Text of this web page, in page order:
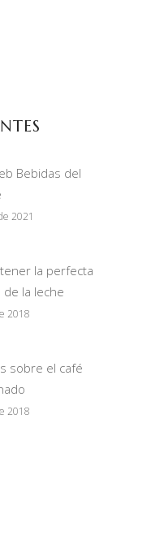
Bebidas del
2021
la perfecta
la leche
2018
sobre el café
2018